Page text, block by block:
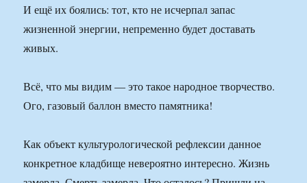
И ещё их боялись: тот, кто не исчерпал запас
жизненной энергии, непременно будет доставать
живых.
Всё, что мы видим — это такое народное творчество.
Ого, газовый баллон вместо памятника!
Как объект культурологической рефлексии данное
конкретное кладбище невероятно интересно. Жизнь